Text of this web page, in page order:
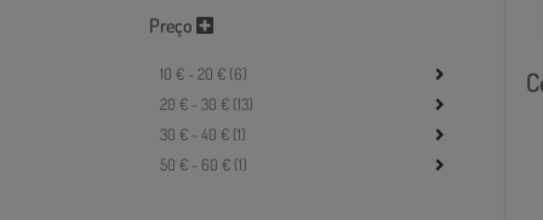
Preço
10 € - 20 € (6)
20 € - 30 € (13)
30 € - 40 € (1)
50 € - 60 € (1)